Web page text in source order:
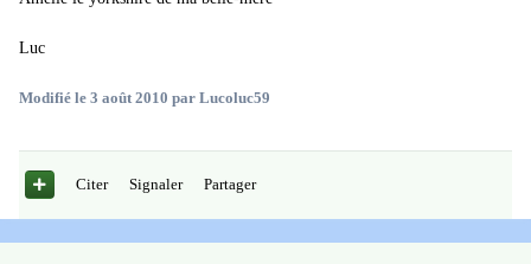
Luc
Modifié le 3 août 2010 par Lucoluc59
Citer Signaler Partager